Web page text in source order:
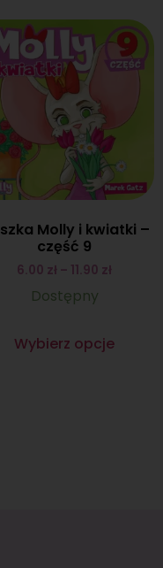
Molly i kwiatki –
część 9
6.00 zł – 11.90 zł
Dostępny
Wybierz opcje